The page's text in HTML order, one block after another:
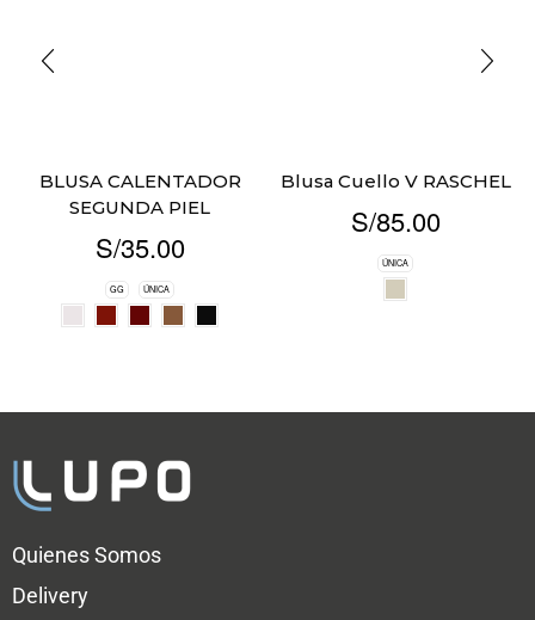
BLUSA CALENTADOR
SEGUNDA PIEL
S/35.00
GG ÚNICA
Blusa Cuello V RASCHEL
S/85.00
ÚNICA
Quienes Somos
Delivery